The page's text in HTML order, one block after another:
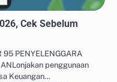
Cek Sebelum
95 PENYELENGGARA
penggunaan
Keuangan…